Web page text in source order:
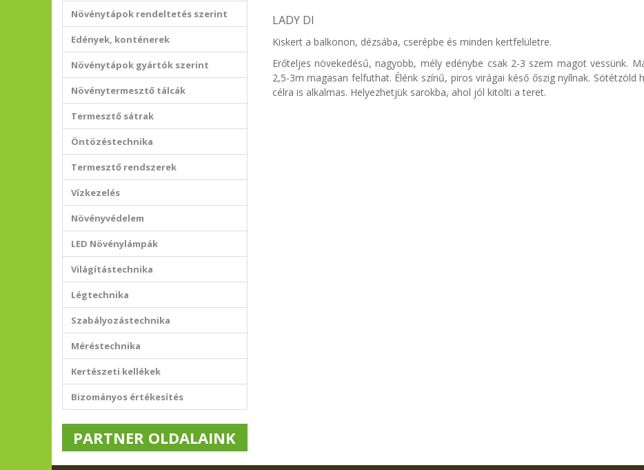
Növénytápok rendeltetés szerint
Edények, konténerek
Növénytápok gyártók szerint
Növénytermesztő tálcák
Termesztő sátrak
Öntözéstechnika
Termesztő rendszerek
Vízkezelés
Növényvédelem
LED Növénylámpák
Világítástechnika
Légtechnika
Szabályozástechnika
Méréstechnika
Kertészeti kellékek
Bizományos értékesítés
PARTNER OLDALAINK
LADY DI
Kiskert a balkonon, dézsába, cserépbe és minden kertfelületre.
Erőteljes növekedésű, nagyobb, mély edénybe csak 2-3 szem magot vessünk.
2,5-3m magasan felfuthat. Élénk színű, piros virágai késő őszig nyílnak. Sötétzöld
célra is alkalmas. Helyezhetjük sarokba, ahol jól kitölti a teret.